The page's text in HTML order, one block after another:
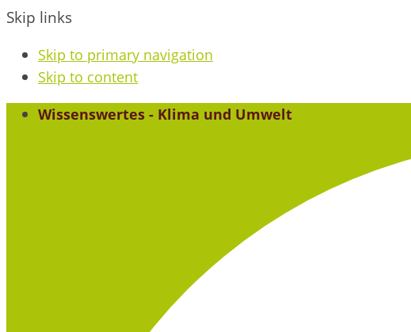
Skip links
Skip to primary navigation
Skip to content
Wissenswertes - Klima und Umwelt